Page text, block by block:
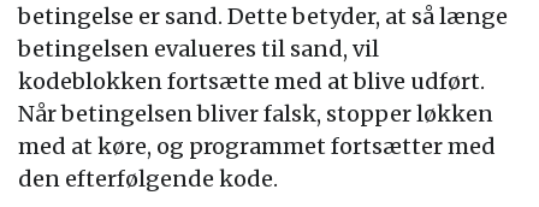
betingelse er sand. Dette betyder, at så længe
betingelsen evalueres til sand, vil
kodeblokken fortsætte med at blive udført.
Når betingelsen bliver falsk, stopper løkken
med at køre, og programmet fortsætter med
den efterfølgende kode.